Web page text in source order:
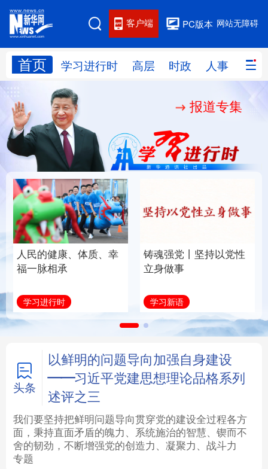
网站无障碍
PC版本
客户端
首页 学习进行时 高层 时政 人事 国际
网站地图
学习进行时 人事
国际 财经 网评
思客智库 全球连线 教育
科技 科创
文化 书画
访谈 视频 图片 政务
信息化 数字经济
学术中国 乡村振兴 银龄 溯源中国
城市 旅游 能源 会展
彩票 娱乐 时尚 悦读
公益 一带一路 亚太网 上市公司
报道专集
人民的健康、体质、幸
福一脉相承
学习进行时
铸魂强党丨坚持以党性
立身做事
学习新语
头条
以鲜明的问题导向加强自身建设
——习近平党建思想理论品格系列
述评之三
我们要坚持把鲜明问题导向贯穿党的建设全过程各方
面，秉持直面矛盾的魄力、系统施治的智慧、锲而不
舍的韧劲，不断增强党的创造力、凝聚力、战斗力
专题